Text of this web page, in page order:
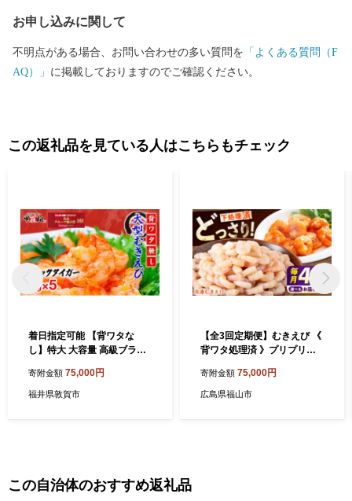
ストップ特例申請書類受付係 宛
お申し込みに関して
不明点がある場合、お問い合わせの多い質問を 「よくある質問（F
AQ）」 に掲載しておりますのでご確認ください。
この返礼品を見ている人はこちらもチェック
着日指定可能 【背ワタな
し】特大 大容量 高級ブラッ
約1kg (解凍時800g前後) / 約
40〜70尾 × 5セット【甲羅組
寄附金額 75,000円
福井県敦賀市
【全3回定期便】むきえび 《
背ワタ処理済 》プリプリむ
えび エビ むきえび たっぷり
むき身 処理済み 4キロ 海鮮
寄附金額 75,000円
広島県福山市
この自治体のおすすめ返礼品